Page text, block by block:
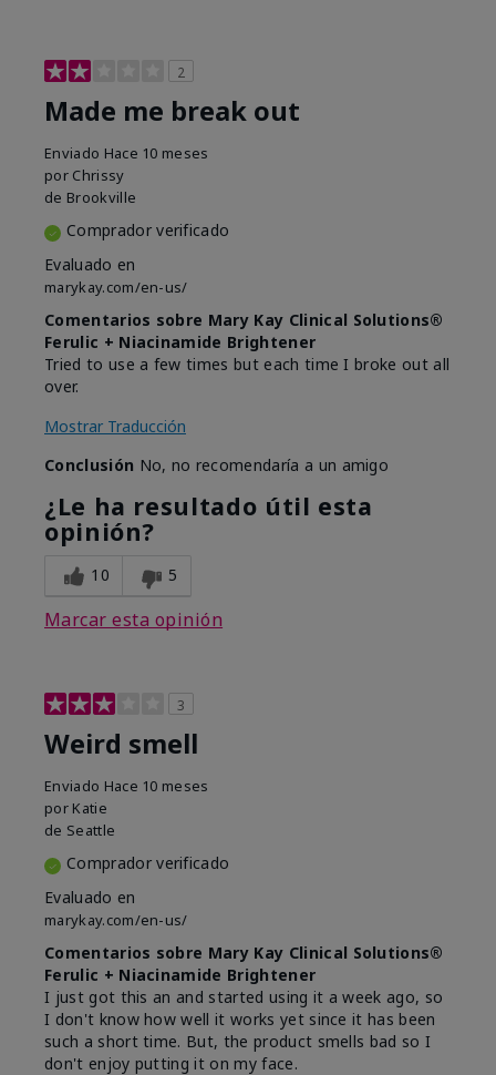
2
Made me break out
Enviado Hace 10 meses
por Chrissy
de Brookville
Comprador verificado
Evaluado en
marykay.com/en-us/
Comentarios sobre Mary Kay Clinical Solutions®
Ferulic + Niacinamide Brightener
Tried to use a few times but each time I broke out all
over.
Mostrar Traducción
Conclusión No, no recomendaría a un amigo
¿Le ha resultado útil esta
opinión?
10 5
Marcar esta opinión
3
Weird smell
Enviado Hace 10 meses
por Katie
de Seattle
Comprador verificado
Evaluado en
marykay.com/en-us/
Comentarios sobre Mary Kay Clinical Solutions®
Ferulic + Niacinamide Brightener
I just got this an and started using it a week ago, so
I don't know how well it works yet since it has been
such a short time. But, the product smells bad so I
don't enjoy putting it on my face.